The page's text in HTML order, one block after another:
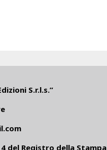
S.r.l.s.”
del Registro della Stampa